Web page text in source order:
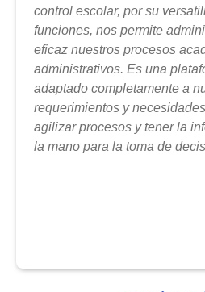
control escolar, por su
funciones, nos permite
eficaz nuestros procesos
administrativos. Es una
adaptado completamente a
requerimientos y
agilizar procesos y tener la
la mano para la toma de